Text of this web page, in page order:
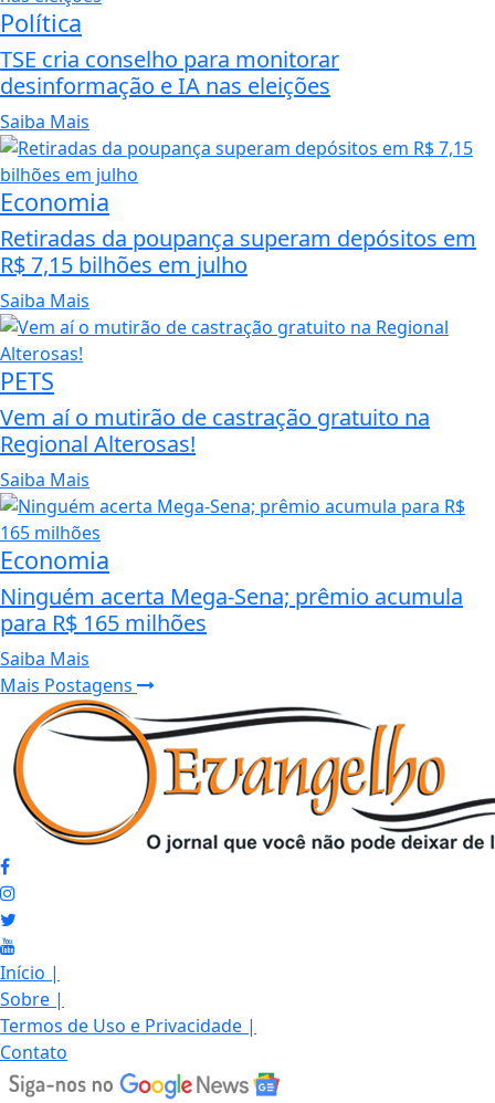
Política
TSE cria conselho para monitorar
desinformação e IA nas eleições
Saiba Mais
Economia
Retiradas da poupança superam depósitos em
R$ 7,15 bilhões em julho
Saiba Mais
PETS
Vem aí o mutirão de castração gratuito na
Regional Alterosas!
Saiba Mais
Economia
Ninguém acerta Mega-Sena; prêmio acumula
para R$ 165 milhões
Saiba Mais
Mais Postagens
Início |
Sobre |
Termos de Uso e Privacidade |
Contato